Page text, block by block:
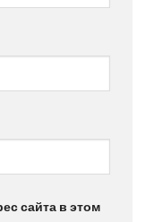
сайта в этом